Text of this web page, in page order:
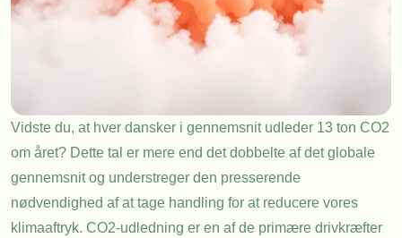
Vidste du, at hver dansker i gennemsnit udleder 13 ton CO2
om året? Dette tal er mere end det dobbelte af det globale
gennemsnit og understreger den presserende
nødvendighed af at tage handling for at reducere vores
klimaaftryk. CO2-udledning er en af de primære drivkræfter